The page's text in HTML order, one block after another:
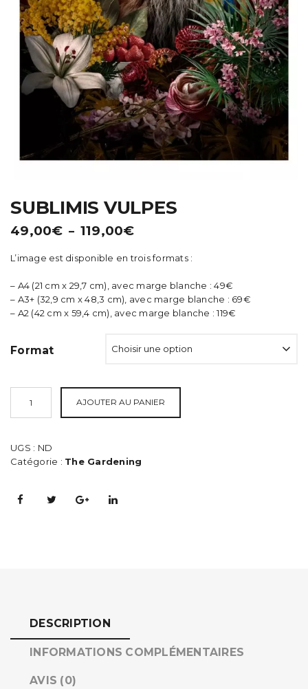
t
i
n
SUBLIMIS VULPES
49,00€ – 119,00€Plage
prix :
119,00€
L’image est disponible en trois formats :
– A4 (21 cm x 29,7 cm), avec marge blanche : 49€
– A3+ (32,9 cm x 48,3 cm), avec marge blanche : 69€
– A2 (42 cm x 59,4 cm), avec marge blanche : 119€
Format
AJOUTER AU PANIER
UGS : ND
Catégorie : The Gardening
DESCRIPTION
INFORMATIONS COMPLÉMENTAIRES
AVIS (0)